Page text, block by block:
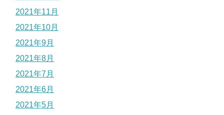
2021年11月
2021年10月
2021年9月
2021年8月
2021年7月
2021年6月
2021年5月